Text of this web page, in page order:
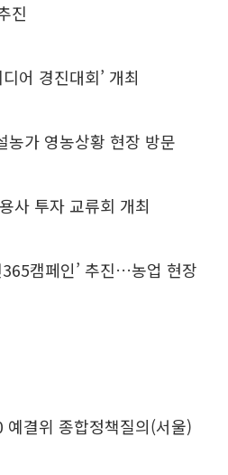
진
어 경진대회’ 개최
가 영농상황 현장 방문
사 투자 교류회 개최
캠페인’ 추진…농업 현장
결위 종합정책질의(서울)